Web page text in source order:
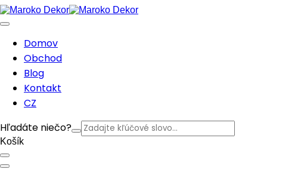
Domov
Obchod
Blog
Kontakt
CZ
Hľadáte niečo?
Košík